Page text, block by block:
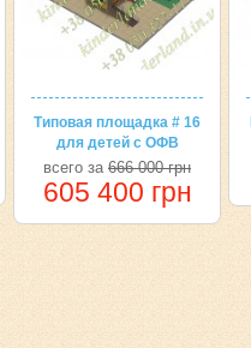
Типовая площадка # 16
для детей с ОФВ
всего за 666 000 грн
605 400 грн